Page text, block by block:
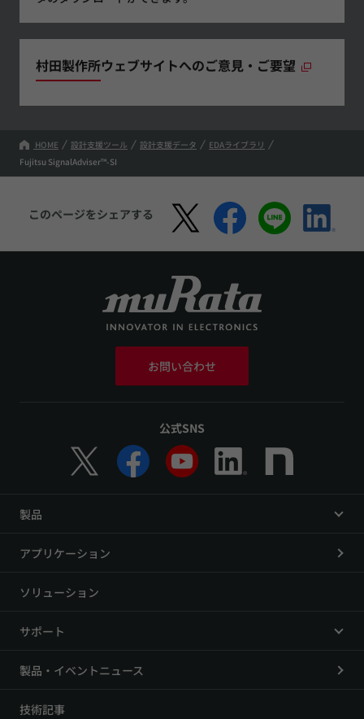
村田製作所ウェブサイトへのご意見・ご要望
HOME 設計支援ツール 設計支援データ
EDAライブラリ
Fujitsu SignalAdviser™-SI
このページをシェアする
お問い合わせ
公式SNS
製品
アプリケーション
ソリューション
サポート
製品・イベントニュース
技術記事